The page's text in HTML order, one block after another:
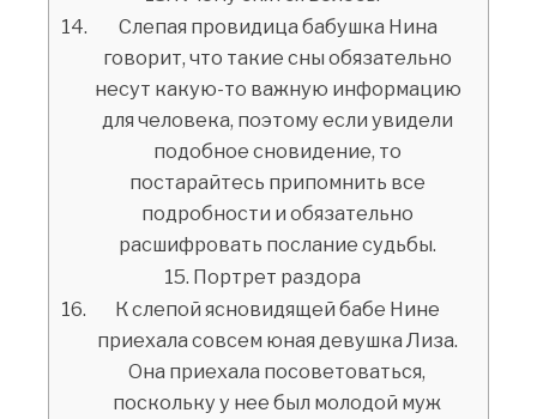
Слепая провидица бабушка Нина
говорит, что такие сны обязательно
несут какую-то важную информацию
для человека, поэтому если увидели
подобное сновидение, то
постарайтесь припомнить все
подробности и обязательно
расшифровать послание судьбы.
Портрет раздора
К слепой ясновидящей бабе Нине
приехала совсем юная девушка Лиза.
Она приехала посоветоваться,
поскольку у нее был молодой муж